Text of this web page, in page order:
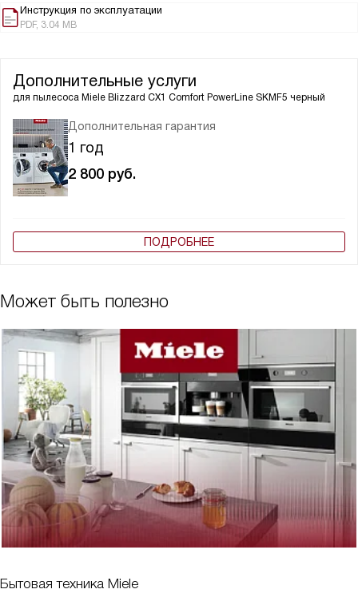
Инструкция по эксплуатации
PDF, 3.04 MB
Дополнительные услуги
для пылесоса Miele Blizzard CX1 Comfort PowerLine SKMF5 черный
Дополнительная гарантия
1 год
2 800 руб.
ПОДРОБНЕЕ
Может быть полезно
Бытовая техника Miele